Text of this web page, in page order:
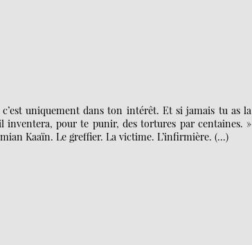
uniquement dans ton intérêt. Et si jamais tu as la
inventera, pour te punir, des tortures par centaines. »
Kaaïn. Le greffier. La victime. L’infirmière. (…)